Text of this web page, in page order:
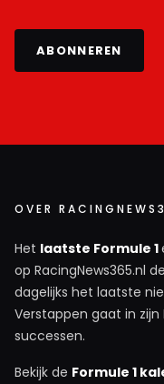
ABONNEREN
OVER
Het laatste Formule 1
op RacingNews365.nl
dagelijks het laatste
Verstappen gaat in zijn
successen.
Bekijk de Formule 1